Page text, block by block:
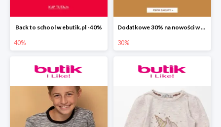
Back to school w ebutik.pl -40%
40%
Dodatkowe 30% na nowości w ebutik.pl
30%